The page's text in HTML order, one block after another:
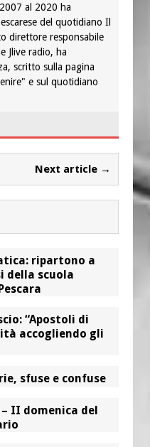
al 2020 ha
del quotidiano Il
direttore responsabile
Jlive radio, ha
scritto sulla pagina
e sul quotidiano
Next article →
ripartono a
della scuola
“Apostoli di
accogliendo gli
sfuse e confuse
II domenica del